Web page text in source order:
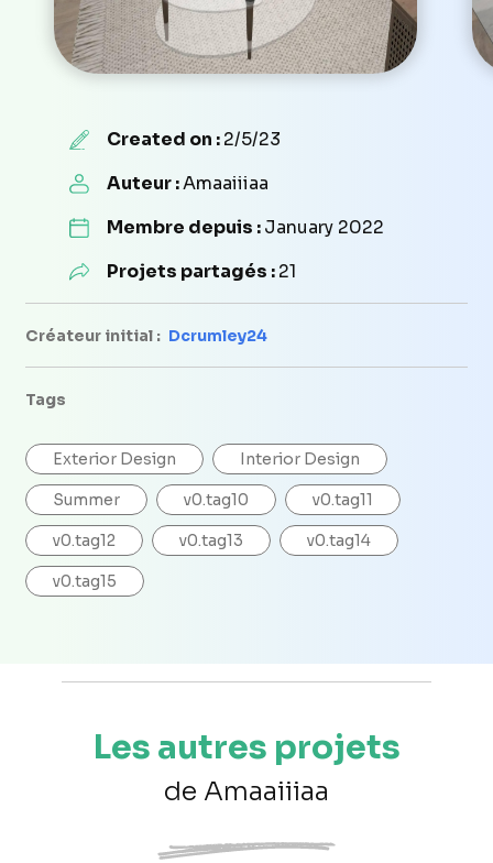
Created on :2/5/23
Auteur :Amaaiiiaa
Membre depuis :January 2022
Projets partagés :21
Créateur initial : Dcrumley24
Tags
Exterior Design Interior Design
Summer v0.tag10 v0.tag11
v0.tag12 v0.tag13 v0.tag14
v0.tag15
Les autres projets
de Amaaiiiaa